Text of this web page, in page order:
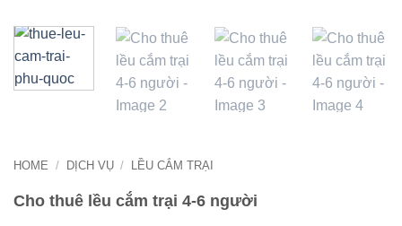
HOME / DỊCH VỤ / LỀU CẮM TRẠI
Cho thuê lều cắm trại 4-6 người